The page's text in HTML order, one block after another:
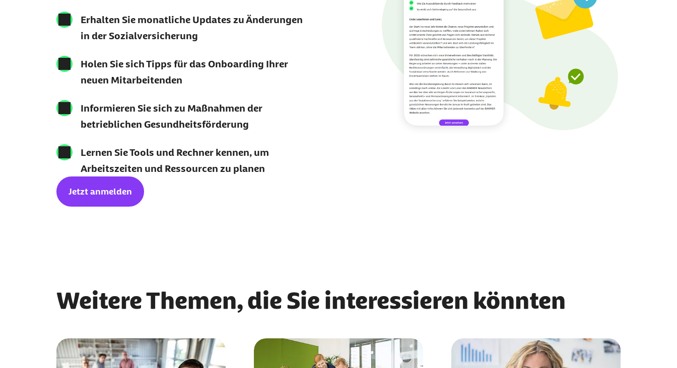
Erhalten Sie monatliche Updates zu Änderungen
in der Sozialversicherung
Holen Sie sich Tipps für das Onboarding Ihrer
neuen Mitarbeitenden
Informieren Sie sich zu Maßnahmen der
betrieblichen Gesundheitsförderung
Lernen Sie Tools und Rechner kennen, um
Arbeitszeiten und Ressourcen zu planen
Jetzt anmelden
Weitere Themen, die Sie interessieren könnten